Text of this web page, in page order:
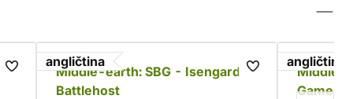
angličtina
Middle-earth: SBG - Isengard
Battlehost
angličtina
Middle-
Game -